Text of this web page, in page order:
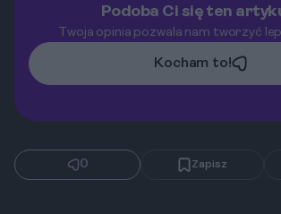
Podoba Ci się ten
Twoja opinia pozwala nam tworzyć
Kocham to!
0 Zapisz